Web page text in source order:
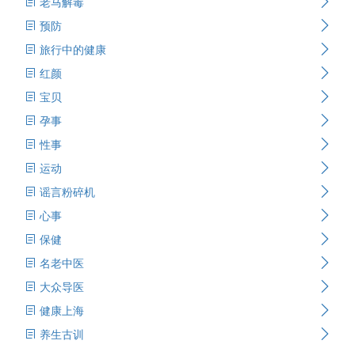
预防
旅行中的健康
红颜
宝贝
孕事
性事
运动
谣言粉碎机
心事
保健
名老中医
大众导医
健康上海
养生古训